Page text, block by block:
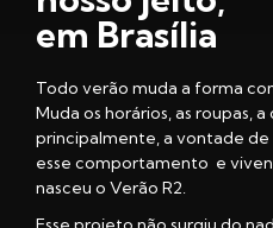
em Brasília
Todo verão muda a forma
Muda os horários, as roupas,
principalmente, a vontade
esse comportamento e
nasceu o Verão R2.